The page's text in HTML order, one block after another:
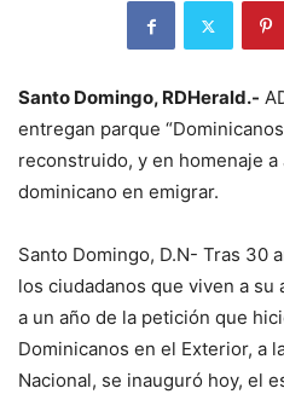
Santo Domingo, RDHerald.-
entregan parque
reconstruido, y en homenaje
dominicano en emigrar.
Santo Domingo, D.N- Tras 30
los ciudadanos que viven a
a un año de la petición que
Dominicanos en el Exterior, a
Nacional, se inauguró hoy, el